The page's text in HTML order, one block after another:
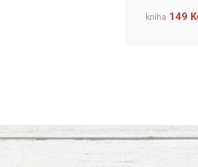
kniha 149